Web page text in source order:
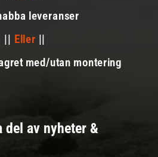
leveranser
|| Eller ||
med/utan montering
del av nyheter &